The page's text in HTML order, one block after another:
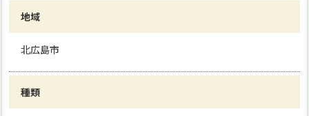
地域
北広島市
種類